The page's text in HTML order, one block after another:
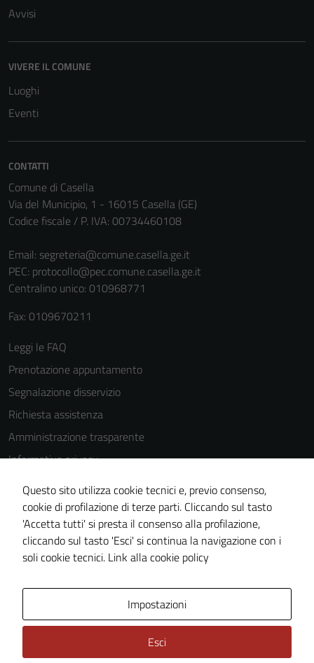
Avvisi
VIVERE IL COMUNE
Luoghi
Eventi
CONTATTI
Comune di Casella
Via del Municipio, 1 - 16015 Casella (GE)
Codice fiscale / P. IVA: 00734460108
Email: segreteria@comune.casella.ge.it
PEC: protocollo@pec.comune.casella.ge.it
Centralino unico: 010968771
Fax: 0109670211
Leggi le FAQ
Prenotazione appuntamento
Segnalazione disservizio
Richiesta assistenza
Amministrazione trasparente
Informativa privacy
Cookie Policy
Note legali
Dichiarazione di accessibilità
Piano di miglioramento del sito
Questo sito utilizza cookie tecnici e, previo consenso,
cookie di profilazione di terze parti. Cliccando sul tasto
'Accetta tutti' si presta il consenso alla profilazione,
cliccando sul tasto 'Esci' si continua la navigazione con i
soli cookie tecnici. Link alla cookie policy
Impostazioni
Esci
Questi cookie
sono necessari
per il
Terze parti
Questi cookie
sono
impostati da
una serie di
servizi esterni
(si veda la
Cookie policy
estesa per i